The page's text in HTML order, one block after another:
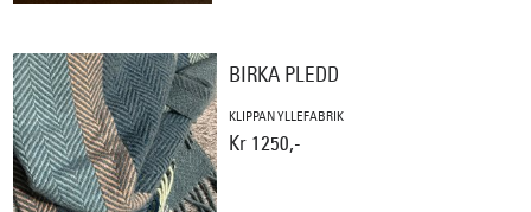
BIRKA PLEDD
KLIPPAN YLLEFABRIK
Kr 1250,-